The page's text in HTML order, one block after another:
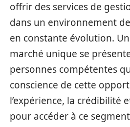
offrir des services de
dans un environnement
en constante évolution.
marché unique se
personnes compétentes
conscience de cette
l’expérience, la crédibilité
pour accéder à ce